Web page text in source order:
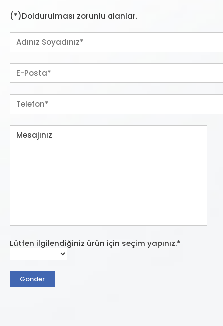
(*)Doldurulması zorunlu alanlar.
Lütfen ilgilendiğiniz ürün için seçim yapınız.*